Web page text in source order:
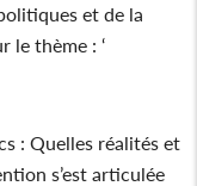
et de la
le thème : ‘
: Quelles réalités et
s’est articulée